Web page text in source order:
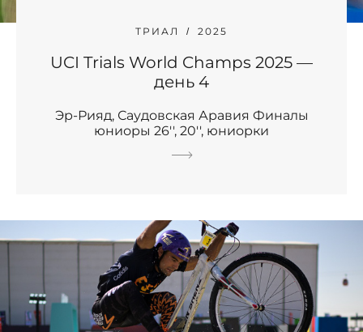
ТРИАЛ 2025
UCI Trials World Champs 2025 —
день 4
Эр-Рияд, Саудовская Аравия Финалы
юниоры 26'', 20'', юниорки